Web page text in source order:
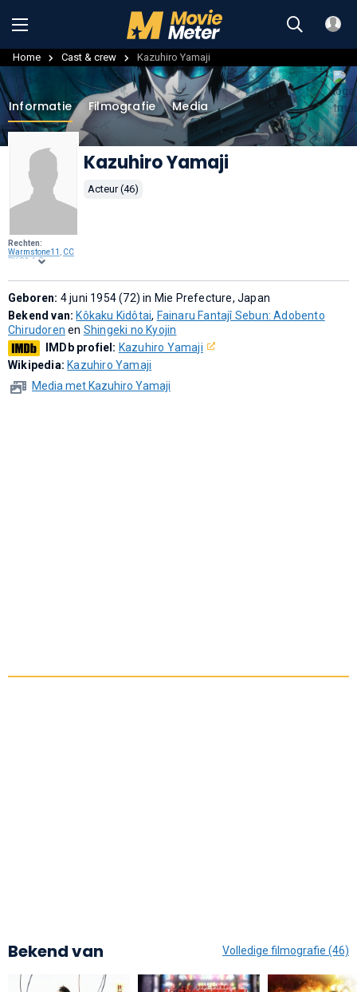
Home Cast & crew Kazuhiro Yamaji
Rechten:
Warmstone11 , CC
BY-SA 4.0, via
Commons.
Informatie Filmografie Media
Kazuhiro Yamaji
Acteur (46)
Geboren: 4 juni 1954 (72) in Mie Prefecture, Japan
Bekend van: Kôkaku Kidôtai, Fainaru Fantajî Sebun: Adobento
Chirudoren en Shingeki no Kyojin
IMDb profiel: Kazuhiro Yamaji
Wikipedia: Kazuhiro Yamaji
Media met Kazuhiro Yamaji
Bekend van Volledige filmografie (46)